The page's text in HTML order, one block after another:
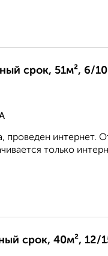
срок, 51м², 6/
проведен
только
срок, 40м², 12/